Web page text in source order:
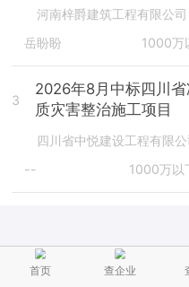
河南梓爵建筑工程有限公司
岳盼盼
1000万
3
2026年8月中标四川
质灾害整治施工项目
四川省中悦建设工程有限公
--
1000万以
首页 查企业